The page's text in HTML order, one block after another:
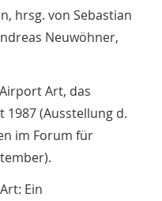
hrsg. von Sebastian
Neuwöhner,
Art, das
(Ausstellung d.
im Forum für
Ein